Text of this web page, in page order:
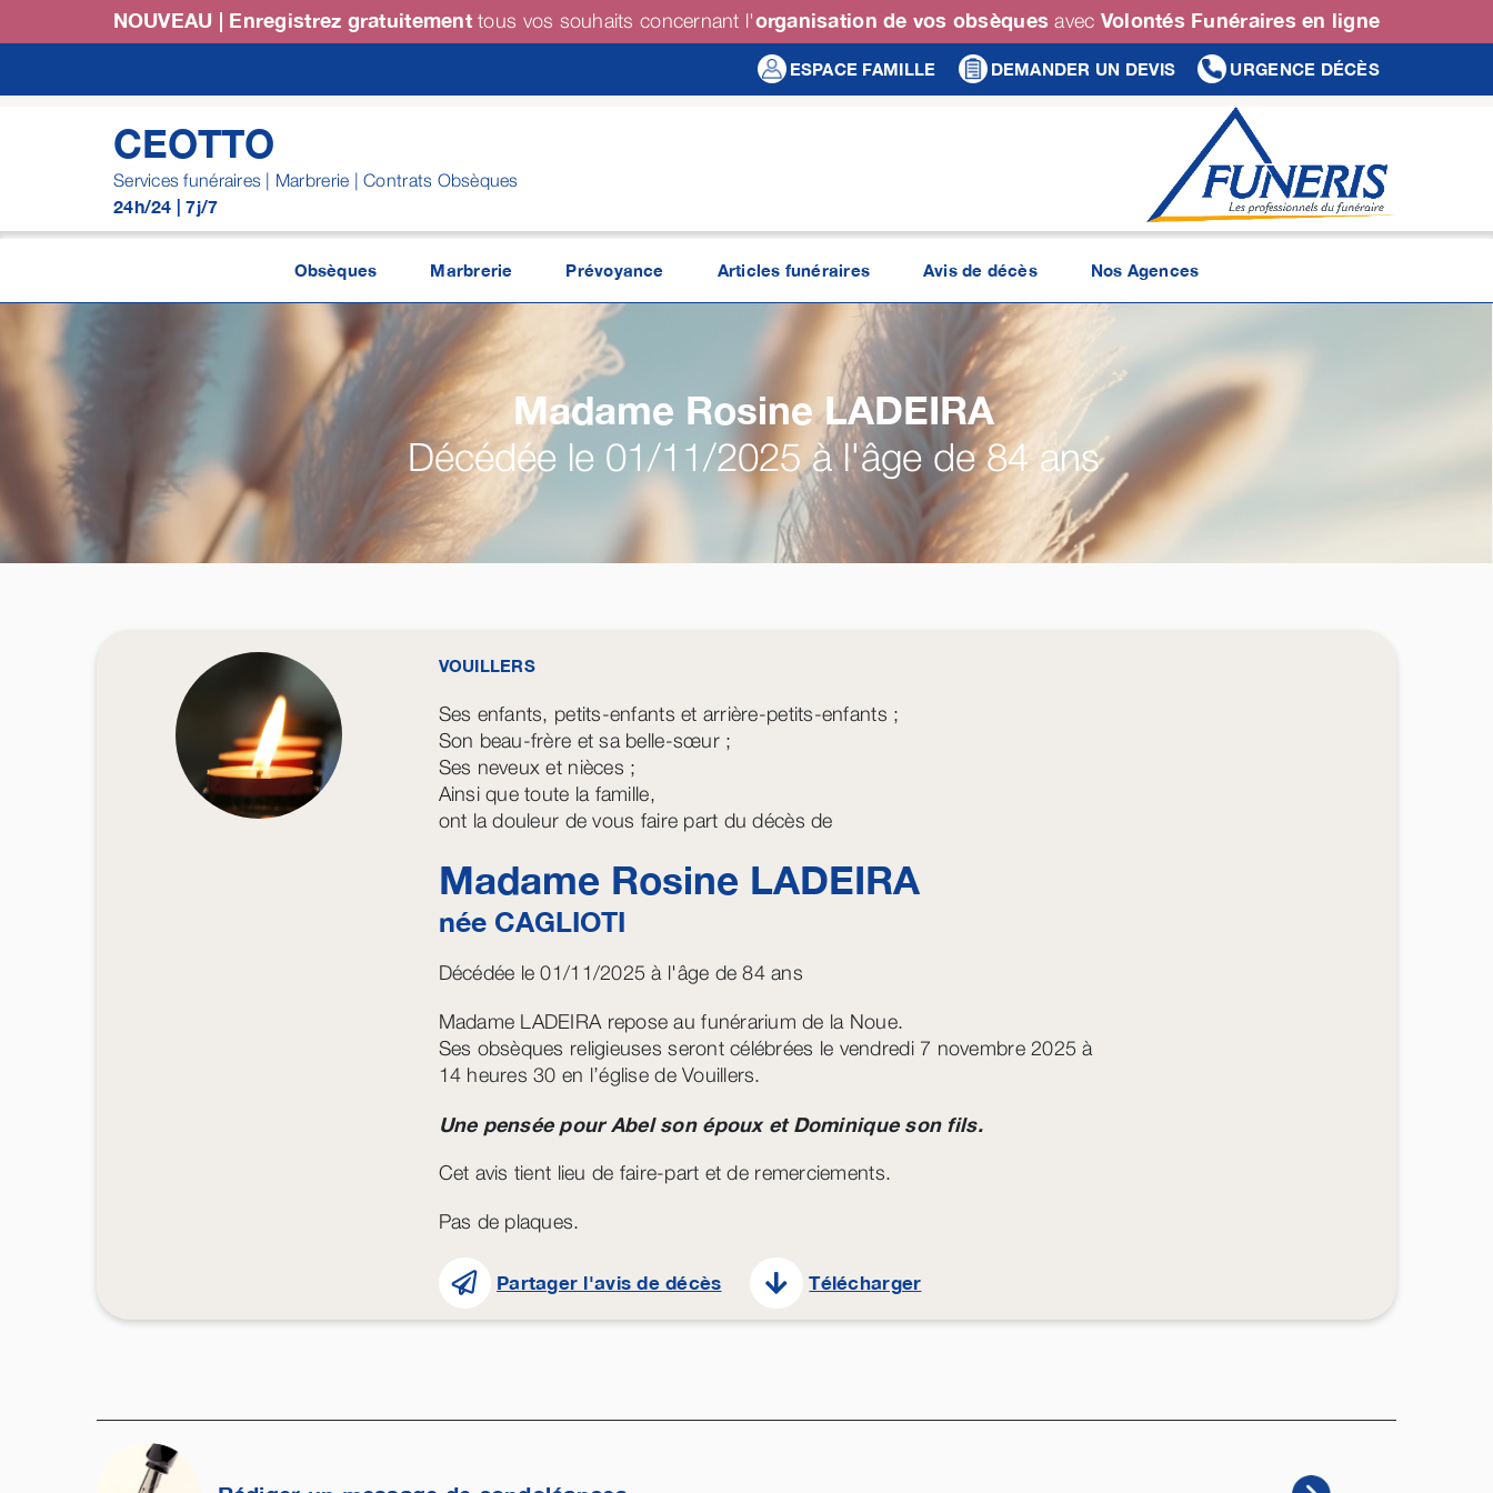
au
NOUVEAU | Enregistrez gratuitement tous vos souhaits concernant l'organisation de vos obsèques avec Volontés Funéraires en ligne
ESPACE FAMILLE DEMANDER UN DEVIS URGENCE DÉCÈS
CEOTTO
Services funéraires | Marbrerie | Contrats Obsèques
24h/24 | 7j/7
Obsèques Marbrerie Prévoyance Articles funéraires Avis de décès Nos Agences
Madame RosineLADEIRA
Décédée le 01/11/2025 à l'âge de 84 ans
VOUILLERS
Ses enfants, petits-enfants et arrière-petits-enfants ;
Son beau-frère et sa belle-sœur ;
Ses neveux et nièces ;
Ainsi que toute la famille,
ont la douleur de vous faire part du décès de
Madame Rosine LADEIRA
née CAGLIOTI
Décédée le 01/11/2025 à l'âge de 84 ans
Madame LADEIRA repose au funérarium de la Noue.
Ses obsèques religieuses seront célébrées le vendredi 7 novembre 2025 à
14 heures 30 en l’église de Vouillers.
Une pensée pour Abel son époux et Dominique son fils.
Cet avis tient lieu de faire-part et de remerciements.
Pas de plaques.
Partager l'avis de décès Télécharger